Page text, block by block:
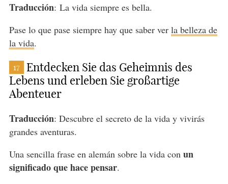
Traducción: La vida siempre es bella.
Pase lo que pase siempre hay que saber ver la belleza de
la vida.
17
Entdecken Sie das Geheimnis des
Lebens und erleben Sie großartige
Abenteuer
Traducción: Descubre el secreto de la vida y vivirás
grandes aventuras.
Una sencilla frase en alemán sobre la vida con un
significado que hace pensar.